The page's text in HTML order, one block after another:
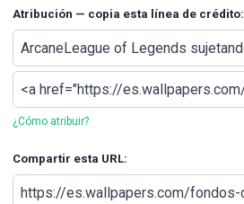
Atribución — copia esta línea de crédito:
¿Cómo atribuir?
Compartir esta URL: